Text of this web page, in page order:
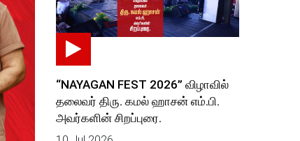
“NAYAGAN FEST 2026” விழாவில்
தலைவர் திரு. கமல் ஹாசன் எம்.பி.
அவர்களின் சிறப்புரை.